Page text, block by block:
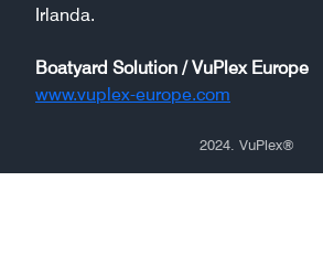
Irlanda.
Boatyard Solution / VuPlex Europe
www.vuplex-europe.com
2024. VuPlex®